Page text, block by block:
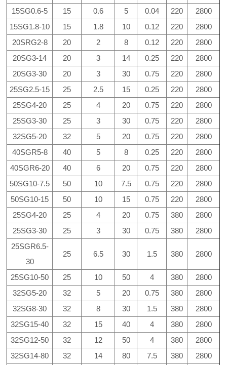
15SG0.6-5 15 0.6 5 0.04 220
2800
15SG1.8-10
15 1.8 10 0.12 220
2800
20SRG2-8
20 2 8 0.12 220
2800
20SG3-14
20 3 14 0.25 220
2800
20SG3-30
20 3 30 0.75 220
2800
25SG2.5-15
25 2.5 15 0.25 220
2800
25SG4-20
25 4 20 0.75 220
2800
25SG3-30
25 3 30 0.75 220
2800
32SG5-20
32 5 20 0.75 220
2800
40SGR5-8
40 5 8 0.25 220
2800
40SGR6-20
40 6 20 0.75 220
2800
50SG10-7.5
50 10 7.5 0.75 220
2800
50SG10-15
50 10 15 0.75 220
2800
25SG4-20
25 4 20 0.75 380
2800
25SG3-30
25 3 30 0.75 380
2800
25SGR6.5-
30
25 6.5 30 1.5 380 2800
25SG10-50 25 10 50 4 380
2800
32SG5-20
32 5 20 0.75 380
2800
32SG8-30
32 8 30 1.5 380
2800
32SG15-40
32 15 40 4 380
2800
32SG12-50
32 12 50 4 380
2800
32SG14-80
32 14 80 7.5 380 2800